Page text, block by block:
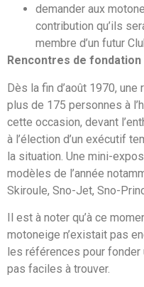
demander aux
contribution qu’ils
membre d’un futur
Rencontres de fondation
Dès la fin d’août 1970,
plus de 175 personnes à
cette occasion, devant
à l’élection d’un exécutif
la situation. Une mini-
modèles de l’année
Skiroule, Sno-Jet, Sno-
Il est à noter qu’à ce
motoneige n’existait pas
les références pour fonder
pas faciles à trouver.